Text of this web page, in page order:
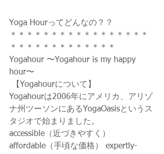
Yoga Hourってどんなの？？
＊＊＊＊＊＊＊＊＊＊＊＊＊＊＊＊＊
＊＊＊＊＊＊＊＊＊＊＊＊＊
Yogahour 〜Yogahour is my happy
hour〜
【Yogahourについて】
Yogahourは2006年にアメリカ、アリゾ
ナ州ツーソンにあるYogaOasisというス
タジオで始まりました。
accessible（近づきやすく）
affordable（手頃な価格） expertly-